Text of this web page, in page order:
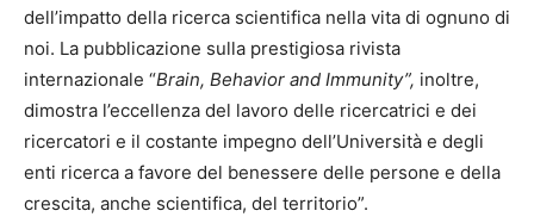
dell’impatto della ricerca scientifica nella vita di ognuno di
noi. La pubblicazione sulla prestigiosa rivista
internazionale “Brain, Behavior and Immunity”, inoltre,
dimostra l’eccellenza del lavoro delle ricercatrici e dei
ricercatori e il costante impegno dell’Università e degli
enti ricerca a favore del benessere delle persone e della
crescita, anche scientifica, del territorio”.